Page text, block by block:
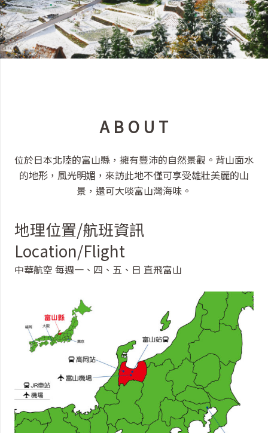
A B O U T
位於日本北陸的富山縣，擁有豐沛的自然景觀。背山面水
的地形，風光明媚，來訪此地不僅可享受雄壯美麗的山
景，還可大啖富山灣海味。
地理位置/航班資訊
Location/Flight
中華航空 每週一、四、五、日 直飛富山